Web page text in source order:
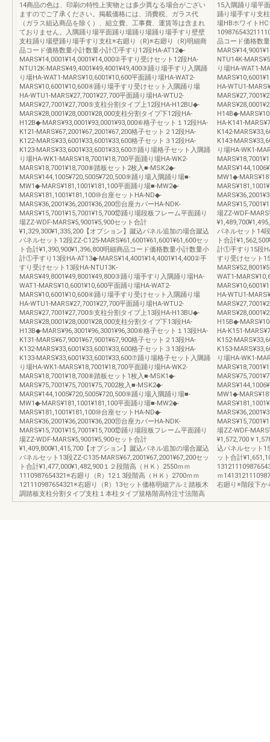
14商品の色は、印刷の特性上実物とは多少異なる場合がござい
ますのでご了承ください。掲載価格には、消費税、ガラス代
（ガラス組込商品を除く）、組立費、工事費、運賃等は含まれ
ておりません。入隅踊り場平面踊り場踊り場踊り場手すり壁壁
支柱踊り場壁踊り場手すり支柱※右廻り（R)※右廻り（R)明細商
品コード価格数量小計数量小計①手すり12段HA-AT12◆-
MARS¥14,0001¥14,0001¥14,000②手すり受けセット12段HA-
NTU12K-MARS¥49,4001¥49,4001¥49,400③踊り場手すり入隅踊
り場HA-WAT1-MARS¥10,6001¥10,600平面踊り場HA-WAT2-
MARS¥10,6001¥10,600④踊り場手すり受けセット入隅踊り場
HA-WTU1-MARS¥27,7001¥27,700平面踊り場HA-WTU2-
MARS¥27,7001¥27,700⑤支柱分割タイプ上12段HA-H12BU◆-
MARS¥28,0001¥28,0001¥28,000支柱分割タイプ下12段HA-
H12B◆-MARS¥93,0001¥93,0001¥93,000⑥格子セット１12段HA-
K121-MARS¥67,2001¥67,2001¥67,200格子セット２12段HA-
K122-MARS¥33,6001¥33,6001¥33,600格子セット３12段HA-
K123-MARS¥33,6001¥33,6001¥33,600⑦踊り場格子セット入隅踊
り場HA-WK1-MARS¥18,7001¥18,700平面踊り場HA-WK2-
MARS¥18,7001¥18,700⑧踏板セット2枚入■-MSK2◆-
MARS¥144,1005¥720,5005¥720,500⑨踊り場入隅踊り場■-
MW1◆-MARS¥181,1001¥181,100平面踊り場■-MW2◆-
MARS¥181,1001¥181,100⑩台座セットHA-ND◆-
MARS¥36,2001¥36,2001¥36,200⑪台座カバーHA-NDK-
MARS¥15,7001¥15,7001¥15,700⑫踊り場段板フレーム平面踊り
場ZZ-WDF-MARS¥5,9001¥5,900セット合計
¥1,329,300¥1,335,200【オプション】蹴込パネル追加の場合蹴込
パネルセット12段ZZ-C125-MARS¥61,6001¥61,6001¥61,600セッ
ト合計¥1,390,900¥1,396,800明細商品コード価格数量小計数量小
計①手すり13段HA-AT13◆-MARS¥14,4001¥14,4001¥14,400②手
すり受けセット13段HA-NTU13K-
MARS¥49,8001¥49,8001¥49,800③踊り場手すり入隅踊り場HA-
WAT1-MARS¥10,6001¥10,600平面踊り場HA-WAT2-
MARS¥10,6001¥10,600④踊り場手すり受けセット入隅踊り場
HA-WTU1-MARS¥27,7001¥27,700平面踊り場HA-WTU2-
MARS¥27,7001¥27,700⑤支柱分割タイプ上13段HA-H13BU◆-
MARS¥28,0001¥28,0001¥28,000支柱分割タイプ下13段HA-
H13B◆-MARS¥96,3001¥96,3001¥96,300⑥格子セット１13段HA-
K131-MARS¥67,9001¥67,9001¥67,900格子セット２13段HA-
K132-MARS¥33,6001¥33,6001¥33,600格子セット３13段HA-
K133-MARS¥33,6001¥33,6001¥33,600⑦踊り場格子セット入隅踊
り場HA-WK1-MARS¥18,7001¥18,700平面踊り場HA-WK2-
MARS¥18,7001¥18,700⑧踏板セット1枚入■-MSK1◆-
MARS¥75,7001¥75,7001¥75,7002枚入■-MSK2◆-
MARS¥144,1005¥720,5005¥720,500⑨踊り場入隅踊り場■-
MW1◆-MARS¥181,1001¥181,100平面踊り場■-MW2◆-
MARS¥181,1001¥181,100⑩台座セットHA-ND◆-
MARS¥36,2001¥36,2001¥36,200⑪台座カバーHA-NDK-
MARS¥15,7001¥15,7001¥15,700⑫踊り場段板フレーム平面踊り
場ZZ-WDF-MARS¥5,9001¥5,900セット合計
¥1,409,800¥1,415,700【オプション】蹴込パネル追加の場合蹴込
パネルセット13段ZZ-C135-MARS¥67,2001¥67,2001¥67,200セッ
ト合計¥1,477,000¥1,482,900１２段階高（ＨＫ）2550ｍｍ
1110987654321※右廻り（R）12１3段階高（ＨＫ）2700ｍｍ
121110987654321※右廻り（R）13セット価格明細アルミ踏板木
調踏板支柱分割タイプ支柱１本柱タイプ規格階高特注寸法階高
15入隅踊り場平
踊り場手すり支
場HBホワイト
品コード価格数
NTU14K-
り場HA-WAT1-
HA-WTU1-
H14B◆-
HA-K141-
K142-
K143-
り場HA-WK1-
MW1◆-
場ZZ-WDF-
パネルセット14
ト合計
計①手すり15段
すり受けセット
WAT1-
HA-WTU1-
H15B◆-
HA-K151-
K152-
K153-
り場HA-WK1-
MW1◆-
場ZZ-WDF-
¥1,572,700￥
込パネルセット
ット合計
ｍ
右廻り※階段下か